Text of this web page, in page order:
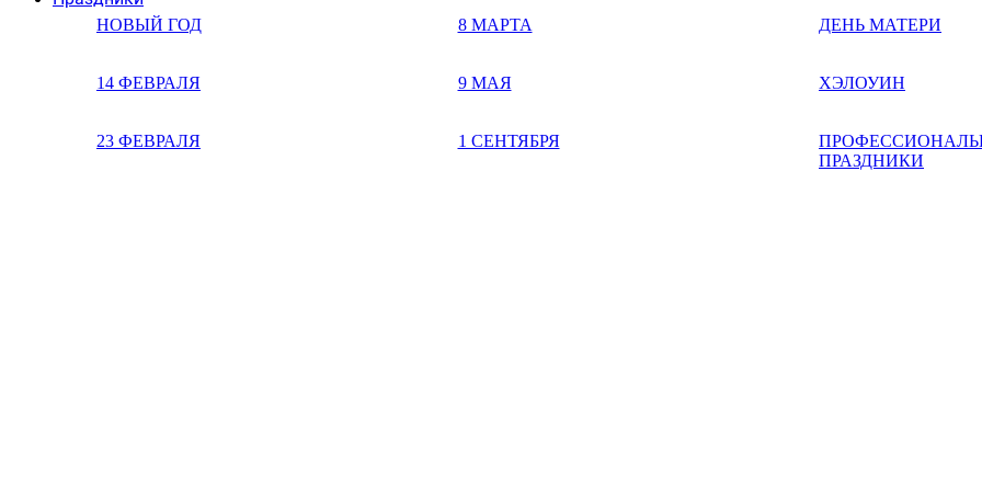
НОВЫЙ ГОД
14 ФЕВРАЛЯ
23 ФЕВРАЛЯ
8 МАРТА
9 МАЯ
1 СЕНТЯБРЯ
ДЕНЬ МАТЕРИ
ХЭЛОУИН
ПРАЗДНИКИ